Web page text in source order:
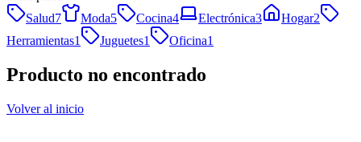
Salud7 Moda5 Cocina4 Electrónica3 Hogar2
Herramientas1 Juguetes1 Oficina1
Producto no encontrado
Volver al inicio